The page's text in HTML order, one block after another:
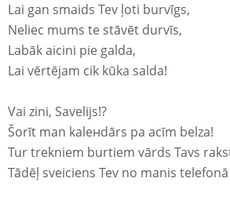
Lai gan smaids Tev ļoti burvīgs,
Neliec mums te stāvēt durvīs,
Labāk aicini pie galda,
Lai vērtējam cik kūka salda!
Vai zini, Savelijs!?
Šorīt man kaleнdārs pa acīm belza!
Tur trekniem burtiem vārds Tavs
Tādēļ sveiciens Tev no manis